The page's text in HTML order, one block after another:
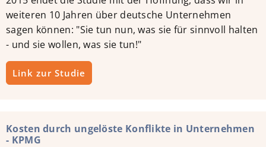
weiteren 10 Jahren über deutsche Unternehmen
sagen können: "Sie tun nun, was sie für sinnvoll halten
- und sie wollen, was sie tun!"
Link zur Studie
Kosten durch ungelöste Konflikte in Unternehmen
- KPMG